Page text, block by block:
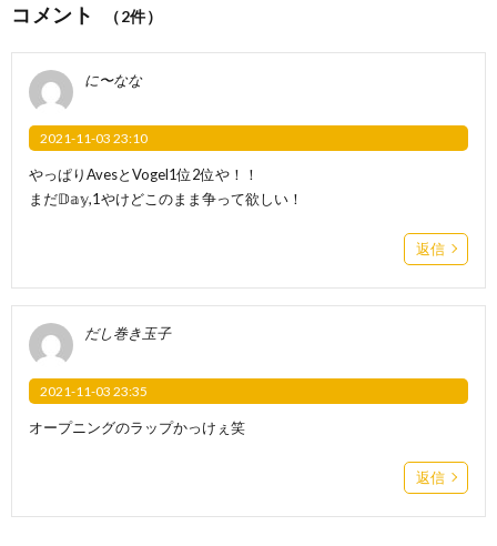
コメント （2件）
に〜なな
2021-11-03 23:10
やっぱりAvesとVogel1位2位や！！
まだ𝔻𝕒𝕪,1やけどこのまま争って欲しい！
返信
だし巻き玉子
2021-11-03 23:35
オープニングのラップかっけぇ笑
返信